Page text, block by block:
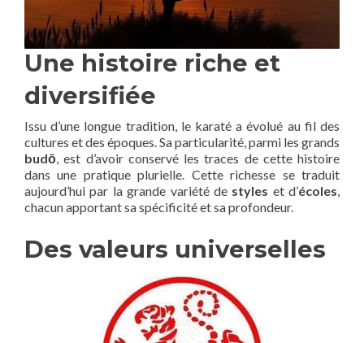
Une histoire riche et
diversifiée
Issu d’une longue tradition, le karaté a évolué au fil des
cultures et des époques. Sa particularité, parmi les grands
budō, est d’avoir conservé les traces de cette histoire
dans une pratique plurielle. Cette richesse se traduit
aujourd’hui par la grande variété de styles et d’écoles,
chacun apportant sa spécificité et sa profondeur.
Des valeurs universelles